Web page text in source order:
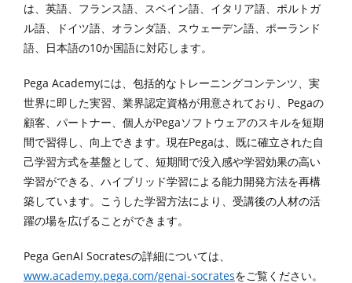
は、英語、フランス語、スペイン語、イタリア語、ポルトガ
ル語、ドイツ語、オランダ語、スウェーデン語、ポーランド
語、日本語の10か国語に対応します。
Pega Academyには、包括的なトレーニングコンテンツ、実
世界に即した実習、業界認定資格が用意されており、 Pegaの
顧客、パートナー、個人がPegaソフトウェアのスキルを短期
間で習得し、向上できます。現在Pegaは、既に確立された自
己学習方式を基盤として、短期間で没入感や学習効果の高い
学習ができる、ハイブリッド学習による能力開発方法を再構
築しています。こうした学習方法により、受講後の人材の活
躍の場を広げることができます。
Pega GenAI Socratesの詳細については、
www.academy.pega.com/genai-socratesをご覧ください。